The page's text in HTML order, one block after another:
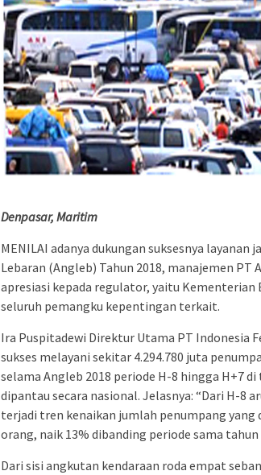
Denpasar, Maritim
MENILAI adanya dukungan suksesnya
Lebaran (Angleb) Tahun 2018, manajemen PT
apresiasi kepada regulator, yaitu
seluruh pemangku kepentingan terkait.
Ira Puspitadewi Direktur Utama PT Indonesia
sukses melayani sekitar 4.294.780 juta
selama Angleb 2018 periode H-8 hingga H+7
dipantau secara nasional. Jelasnya: “Dari H-8
terjadi tren kenaikan jumlah penumpang yang
orang, naik 13% dibanding periode sama tahun
Dari sisi angkutan kendaraan roda empat